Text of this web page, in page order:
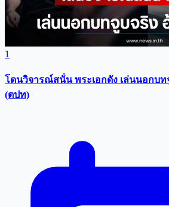
1
โดนวิจารณ์สนั่น พระเอกดัง เล่นนอกบ
(ตปท)